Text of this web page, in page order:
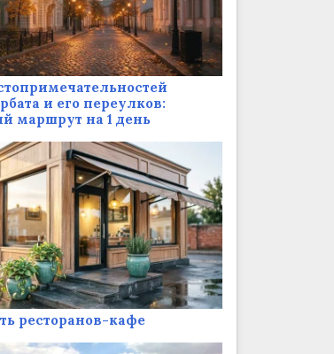
и его переулков:
маршрут на 1 день
ресторанов-кафе